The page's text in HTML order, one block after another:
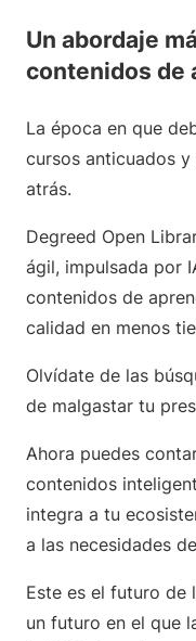
Un abordaje
contenidos de
La época en que
cursos anticuados
atrás.
Degreed Open
ágil, impulsada por
contenidos de
calidad en menos
Olvídate de las
de malgastar tu
Ahora puedes
contenidos
integra a tu
a las necesidades
Este es el futuro de
un futuro en el que